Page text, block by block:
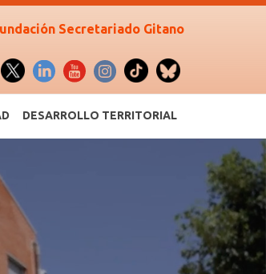
Secretariado Gitano
DESARROLLO TERRITORIAL